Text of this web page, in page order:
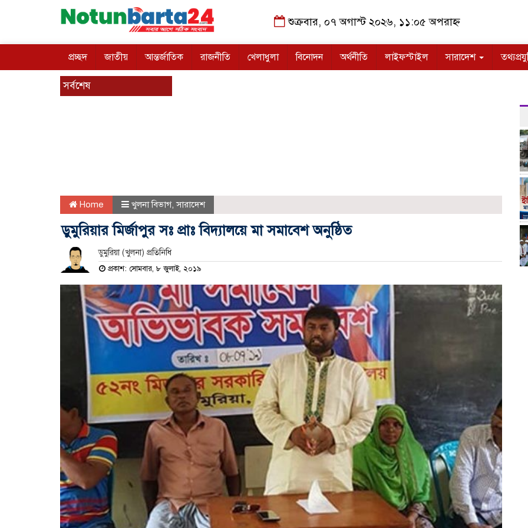
শুক্রবার, ০৭ অগাস্ট ২০২৬, ১১:০৫ অপরাহ্ন
প্রচ্ছদ জাতীয় আন্তর্জাতিক রাজনীতি খেলাধুলা বিনোদন অর্থনীতি লাইফস্টাইল সারাদেশ
সর্বশেষ
Home খুলনা বিভাগ,সারাদেশ
ডুমুরিয়ার মির্জাপুর সঃ প্রাঃ বিদ্যালয়ে মা সমাবেশ অনুষ্ঠিত
ডুমুরিয়া (খুলনা) প্রতিনিধি
প্রকাশ: সোমবার, ৮ জুলাই, ২০১৯